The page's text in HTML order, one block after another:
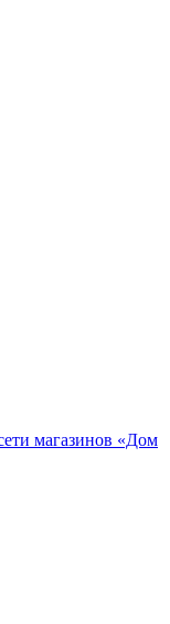
магазинов «Дом